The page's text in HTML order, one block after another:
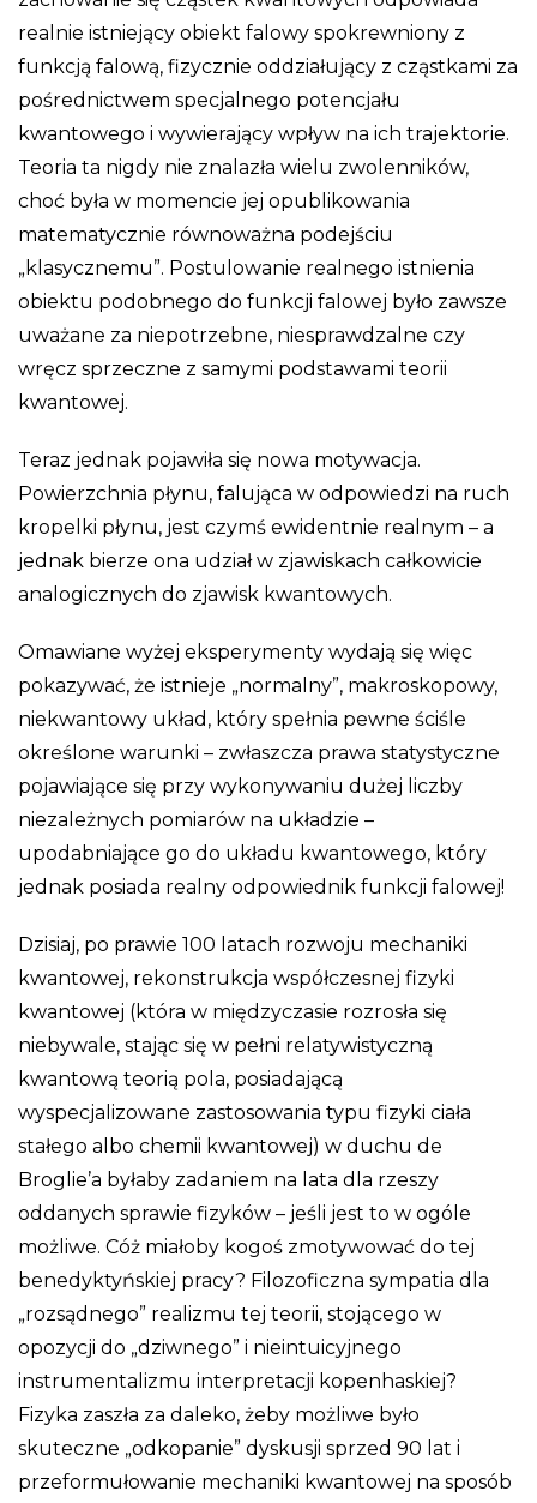
realnie istniejący obiekt falowy spokrewniony z
funkcją falową, fizycznie oddziałujący z cząstkami za
pośrednictwem specjalnego potencjału
kwantowego i wywierający wpływ na ich trajektorie.
Teoria ta nigdy nie znalazła wielu zwolenników,
choć była w momencie jej opublikowania
matematycznie równoważna podejściu
„klasycznemu”. Postulowanie realnego istnienia
obiektu podobnego do funkcji falowej było zawsze
uważane za niepotrzebne, niesprawdzalne czy
wręcz sprzeczne z samymi podstawami teorii
kwantowej.
Teraz jednak pojawiła się nowa motywacja.
Powierzchnia płynu, falująca w odpowiedzi na ruch
kropelki płynu, jest czymś ewidentnie realnym – a
jednak bierze ona udział w zjawiskach całkowicie
analogicznych do zjawisk kwantowych.
Omawiane wyżej eksperymenty wydają się więc
pokazywać, że istnieje „normalny”, makroskopowy,
niekwantowy układ, który spełnia pewne ściśle
określone warunki – zwłaszcza prawa statystyczne
pojawiające się przy wykonywaniu dużej liczby
niezależnych pomiarów na układzie –
upodabniające go do układu kwantowego, który
jednak posiada realny odpowiednik funkcji falowej!
Dzisiaj, po prawie 100 latach rozwoju mechaniki
kwantowej, rekonstrukcja współczesnej fizyki
kwantowej (która w międzyczasie rozrosła się
niebywale, stając się w pełni relatywistyczną
kwantową teorią pola, posiadającą
wyspecjalizowane zastosowania typu fizyki ciała
stałego albo chemii kwantowej) w duchu de
Broglie’a byłaby zadaniem na lata dla rzeszy
oddanych sprawie fizyków – jeśli jest to w ogóle
możliwe. Cóż miałoby kogoś zmotywować do tej
benedyktyńskiej pracy? Filozoficzna sympatia dla
„rozsądnego” realizmu tej teorii, stojącego w
opozycji do „dziwnego” i nieintuicyjnego
instrumentalizmu interpretacji kopenhaskiej?
Fizyka zaszła za daleko, żeby możliwe było
skuteczne „odkopanie” dyskusji sprzed 90 lat i
przeformułowanie mechaniki kwantowej na sposób